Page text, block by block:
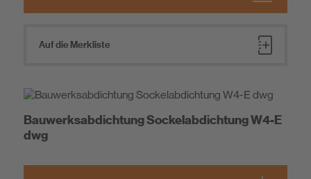
Auf die Merkliste
Bauwerksabdichtung Sockelabdichtung W4-E
dwg